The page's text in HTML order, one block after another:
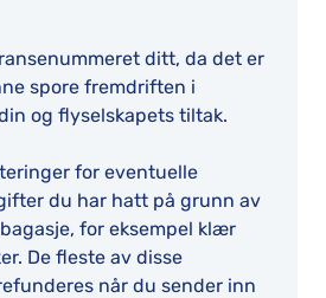
ditt, da det er
spore fremdriften i
og flyselskapets tiltak.
for eventuelle
du har hatt på grunn av
for eksempel klær
De fleste av disse
når du sender inn